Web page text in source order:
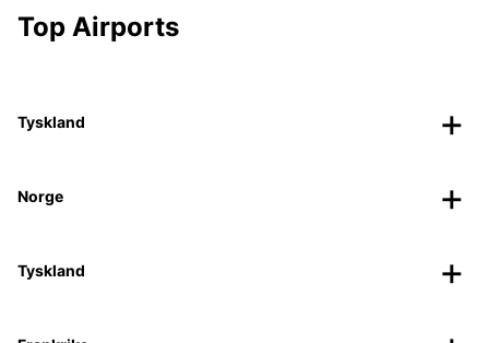
Top Airports
Tyskland
Norge
Tyskland